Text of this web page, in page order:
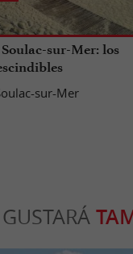
sur-Mer: los
sur-Mer